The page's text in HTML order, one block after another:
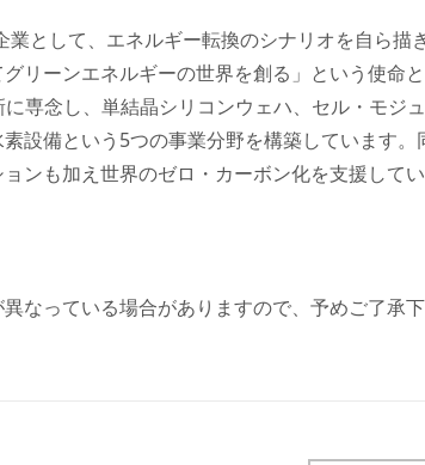
として、エネルギー転換のシナリオを自ら描
リーンエネルギーの世界を創る」という使命
専念し、単結晶シリコンウェハ、セル・モジ
設備という5つの事業分野を構築しています
ンも加え世界のゼロ・カーボン化を支援してい
なっている場合がありますので、予めご了承下